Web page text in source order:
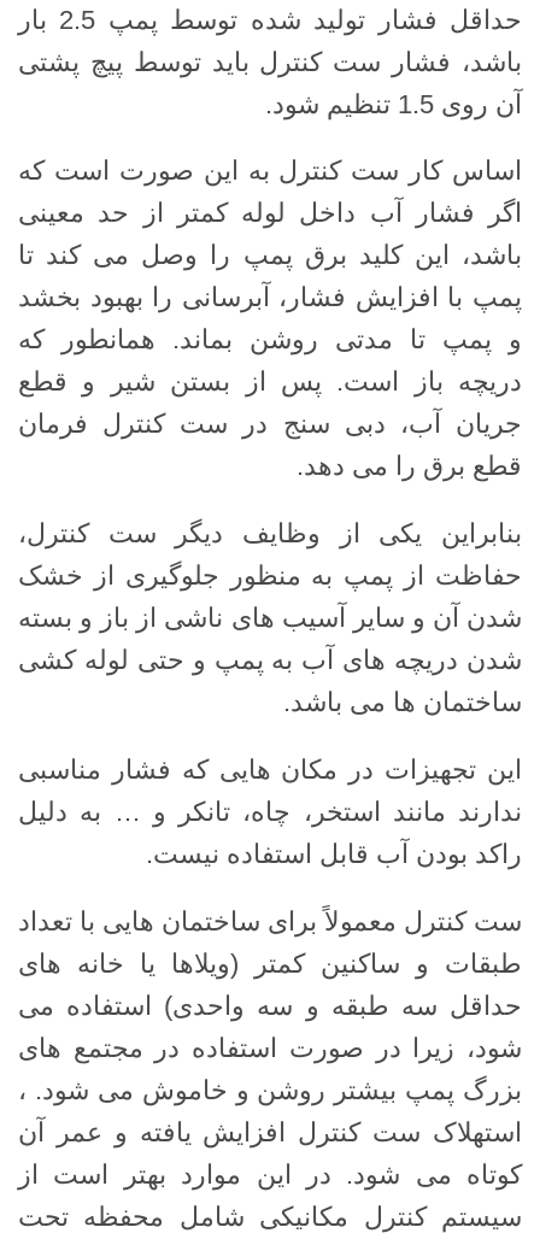
حداقل فشار تولید شده توسط پمپ 2.5 بار
باشد، فشار ست کنترل باید توسط پیچ پشتی
آن روی 1.5 تنظیم شود.
اساس کار ست کنترل به این صورت است که
اگر فشار آب داخل لوله کمتر از حد معینی
باشد، این کلید برق پمپ را وصل می کند تا
پمپ با افزایش فشار، آبرسانی را بهبود بخشد
و پمپ تا مدتی روشن بماند. همانطور که
دریچه باز است. پس از بستن شیر و قطع
جریان آب، دبی سنج در ست کنترل فرمان
قطع برق را می دهد.
بنابراین یکی از وظایف دیگر ست کنترل،
حفاظت از پمپ به منظور جلوگیری از خشک
شدن آن و سایر آسیب های ناشی از باز و بسته
شدن دریچه های آب به پمپ و حتی لوله کشی
ساختمان ها می باشد.
این تجهیزات در مکان هایی که فشار مناسبی
ندارند مانند استخر، چاه، تانکر و … به دلیل
راکد بودن آب قابل استفاده نیست.
ست کنترل معمولاً برای ساختمان هایی با تعداد
طبقات و ساکنین کمتر (ویلاها یا خانه های
حداقل سه طبقه و سه واحدی) استفاده می
شود، زیرا در صورت استفاده در مجتمع های
بزرگ پمپ بیشتر روشن و خاموش می شود. ،
استهلاک ست کنترل افزایش یافته و عمر آن
کوتاه می شود. در این موارد بهتر است از
سیستم کنترل مکانیکی شامل محفظه تحت